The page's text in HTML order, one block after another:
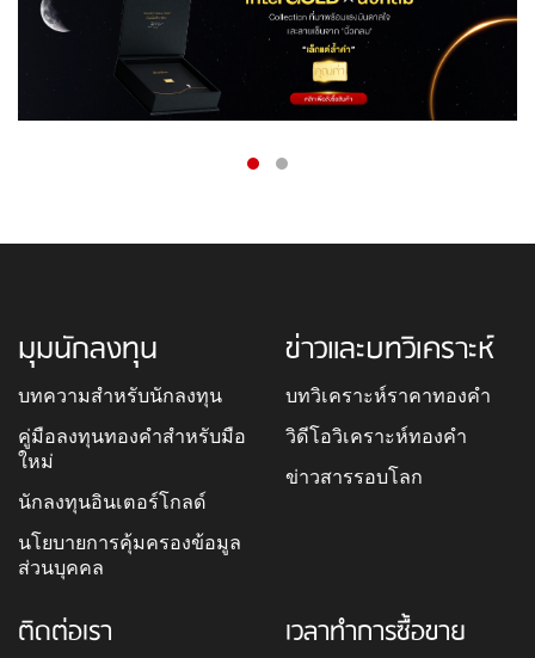
มุมนักลงทุน
บทความสำหรับนักลงทุน
คู่มือลงทุนทองคำสำหรับมือ
ใหม่
นักลงทุนอินเตอร์โกลด์
นโยบายการคุ้มครองข้อมูล
ส่วนบุคคล
ข่าวและบทวิเคราะห์
บทวิเคราะห์ราคาทองคำ
วิดีโอวิเคราะห์ทองคำ
ข่าวสารรอบโลก
ติดต่อเรา เวลาทำการซื้อขาย